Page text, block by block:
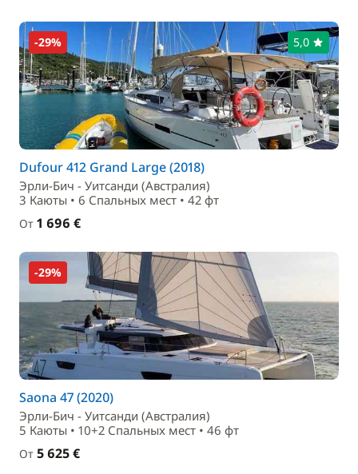
-29% 5,0
Dufour 412 Grand Large (2018)
Эрли-Бич - Уитсанди (Австралия)
3 Каюты • 6 Спальныx мест • 42 фт
От 1 696 €
-29%
Saona 47 (2020)
Эрли-Бич - Уитсанди (Австралия)
5 Каюты • 10+2 Спальныx мест • 46 фт
От 5 625 €